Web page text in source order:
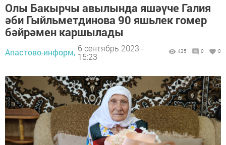
Олы Бакырчы авылында яшәүче Галия
әби Гыйльметдинова 90 яшьлек гомер
бәйрәмен каршылады
Апастово-информ, 6 сентябрь 2023 -
15:23
435 0 0